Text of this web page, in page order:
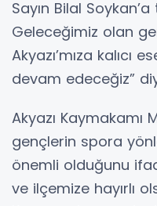
Sayın Bilal
Geleceğimiz olan
Akyazı’mıza kalıcı
devam edeceğiz”
Akyazı Kaymakamı
gençlerin spora
önemli olduğunu
ve ilçemize hayırlı